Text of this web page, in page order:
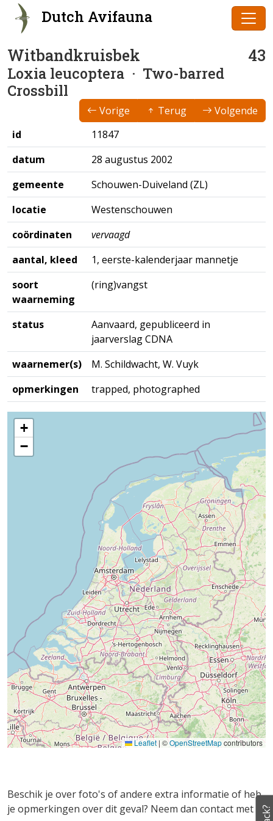
Dutch Avifauna
Witbandkruisbek 43
Loxia leucoptera · Two-barred
Crossbill
Vorige Terug
Volgende
id
11847
datum
28 augustus 2002
gemeente
Schouwen-Duiveland (ZL)
locatie
Westenschouwen
coördinaten
vervaagd
aantal, kleed
1, eerste-kalenderjaar mannetje
soort
waarneming
(ring)vangst
status
Aanvaard, gepubliceerd in
jaarverslag CDNA
waarnemer(s)
M. Schildwacht, W. Vuyk
opmerkingen
trapped, photographed
+
−
Leaflet| ©OpenStreetMapcontributors
Beschik je over foto's of andere extra informatie of heb
je opmerkingen over dit geval? Neem dan contact met